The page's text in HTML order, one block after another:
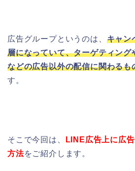
広告グループというのは、 キャン
層になっていて、ターゲティング
などの広告以外の配信に関わるも
す。
そこで今回は、
LINE広告上に広
方法をご紹介します。